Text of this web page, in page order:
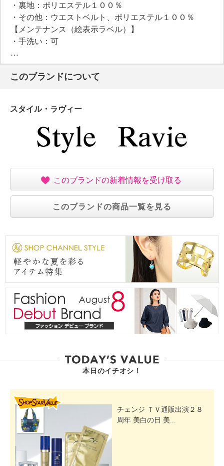
・裏地：ポリエステル１００％
・その他：ウエストベルト、ポリエステル１００％
【メンテナンス（絵表示ラベル）】
・手洗い：可
・漂白処理：塩素系・酸素系漂白不可
・タンブル乾燥：不可
・自然乾燥：日陰の吊り干し
・アイロン仕上げ：可（中温）
・ウエットクリーニング：可
【個体差あり】
・個体差あり
【原産国（地）】
このブランドについて
スタイル・ラヴィー
このブランドの新着情報を受け取る
このブランドの商品一覧を見る
本日のイチオシ！
チェンジ ＴＶ通販出演２８
周年 美白の日 美...